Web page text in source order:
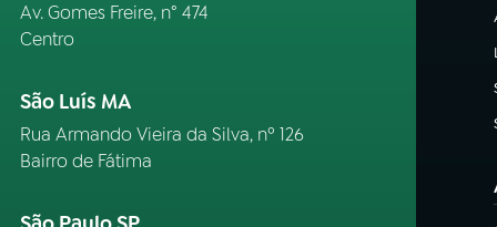
Av. Gomes Freire, n° 474
Centro
São Luís MA
Rua Armando Vieira da Silva, nº 126
Bairro de Fátima